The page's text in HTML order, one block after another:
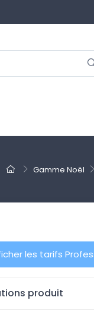
Gamme Noël
les tarifs
produit